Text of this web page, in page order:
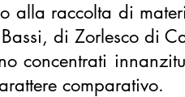
alla raccolta di
di Zorlesco di
concentrati
comparativo.